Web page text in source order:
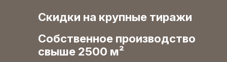
Cкидки на крупные тиражи
Собственное производство
свыше 2500 м²